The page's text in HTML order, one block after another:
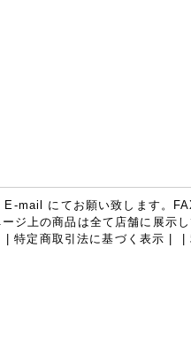
E-mail にてお願い致します。
ジ上の商品は全て店舗に展示
|特定商取引法に基づく表示 |